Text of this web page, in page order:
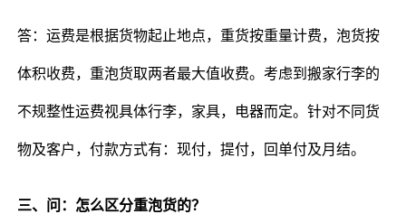
答：运费是根据货物起止地点，重货按重量计费，泡货按
体积收费，重泡货取两者最大值收费。考虑到搬家行李的
不规整性运费视具体行李，家具，电器而定。针对不同货
物及客户，付款方式有：现付，提付，回单付及月结。
三、问：怎么区分重泡货的？